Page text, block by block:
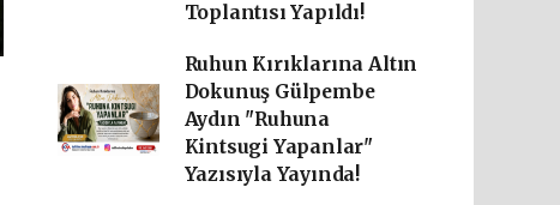
Toplantısı Yapıldı!
Ruhun Kırıklarına Altın
Dokunuş Gülpembe
Aydın "Ruhuna
Kintsugi Yapanlar"
Yazısıyla Yayında!